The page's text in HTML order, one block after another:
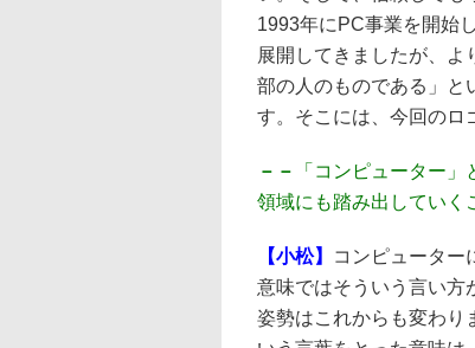
1993年にPC事業を開始
展開してきましたが、
部の人のものである」と
す。そこには、今回のロ
－－
「コンピューター
領域にも踏み出していく
【小松】
コンピューター
意味ではそういう言い方
姿勢はこれからも変わり